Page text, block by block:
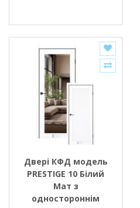
Двері КФД модель
PRESTIGE 10 Білий
Мат з
одностороннім